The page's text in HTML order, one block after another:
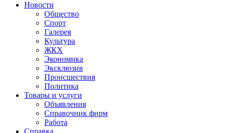
Новости
Общество
Спорт
Галерея
Культура
ЖКХ
Экономика
Эксклюзив
Проиcшествия
Политика
Товары и услуги
Объявления
Справочник фирм
Работа
Справка